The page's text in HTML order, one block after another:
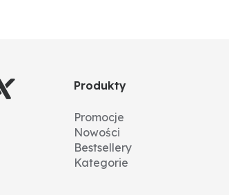
Produkty
Promocje
Nowości
Bestsellery
Kategorie